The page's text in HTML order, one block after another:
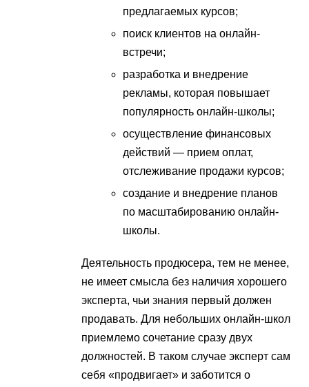
предлагаемых курсов;
поиск клиентов на онлайн-
встречи;
разработка и внедрение
рекламы, которая повышает
популярность онлайн-школы;
осуществление финансовых
действий — прием оплат,
отслеживание продажи курсов;
создание и внедрение планов
по масштабированию онлайн-
школы.
Деятельность продюсера, тем не менее,
не имеет смысла без наличия хорошего
эксперта, чьи знания первый должен
продавать. Для небольших онлайн-школ
приемлемо сочетание сразу двух
должностей. В таком случае эксперт сам
себя «продвигает» и заботится о